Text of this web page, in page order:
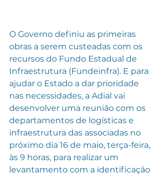
O Governo definiu as primeiras
obras a serem custeadas com os
recursos do Fundo Estadual de
Infraestrutura (Fundeinfra). E para
ajudar o Estado a dar prioridade
nas necessidades, a Adial vai
desenvolver uma reunião com os
departamentos de logísticas e
infraestrutura das associadas no
próximo dia 16 de maio, terça-feira,
às 9 horas, para realizar um
levantamento com a identificação